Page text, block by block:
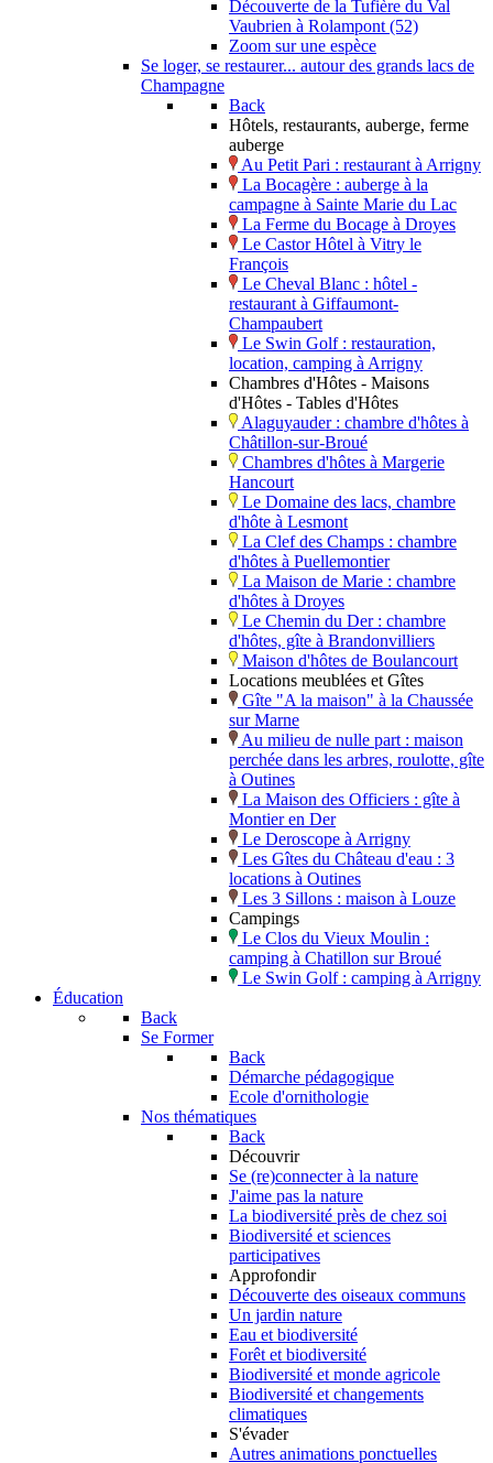
Découverte de la Tufière du Val
Vaubrien à Rolampont (52)
Zoom sur une espèce
Se loger, se restaurer... autour des grands lacs de
Champagne
Back
Hôtels, restaurants, auberge, ferme
auberge
Au Petit Pari : restaurant à Arrigny
La Bocagère : auberge à la
campagne à Sainte Marie du Lac
La Ferme du Bocage à Droyes
Le Castor Hôtel à Vitry le
François
Le Cheval Blanc : hôtel -
restaurant à Giffaumont-
Champaubert
Le Swin Golf : restauration,
location, camping à Arrigny
Chambres d'Hôtes - Maisons
d'Hôtes - Tables d'Hôtes
Alaguyauder : chambre d'hôtes à
Châtillon-sur-Broué
Chambres d'hôtes à Margerie
Hancourt
Le Domaine des lacs, chambre
d'hôte à Lesmont
La Clef des Champs : chambre
d'hôtes à Puellemontier
La Maison de Marie : chambre
d'hôtes à Droyes
Le Chemin du Der : chambre
d'hôtes, gîte à Brandonvilliers
Maison d'hôtes de Boulancourt
Locations meublées et Gîtes
Gîte "A la maison" à la Chaussée
sur Marne
Au milieu de nulle part : maison
perchée dans les arbres, roulotte, gîte
à Outines
La Maison des Officiers : gîte à
Montier en Der
Le Deroscope à Arrigny
Les Gîtes du Château d'eau : 3
locations à Outines
Les 3 Sillons : maison à Louze
Campings
Le Clos du Vieux Moulin :
camping à Chatillon sur Broué
Le Swin Golf : camping à Arrigny
Éducation
Back
Se Former
Back
Démarche pédagogique
Ecole d'ornithologie
Nos thématiques
Back
Découvrir
Se (re)connecter à la nature
J'aime pas la nature
La biodiversité près de chez soi
Biodiversité et sciences
participatives
Approfondir
Découverte des oiseaux communs
Un jardin nature
Eau et biodiversité
Forêt et biodiversité
Biodiversité et monde agricole
Biodiversité et changements
climatiques
S'évader
Autres animations ponctuelles